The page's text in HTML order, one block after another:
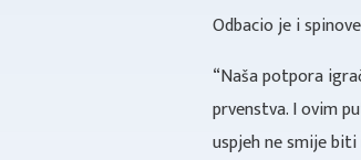
Odbacio je i
“Naša potpora
prvenstva. I ovim
uspjeh ne smije